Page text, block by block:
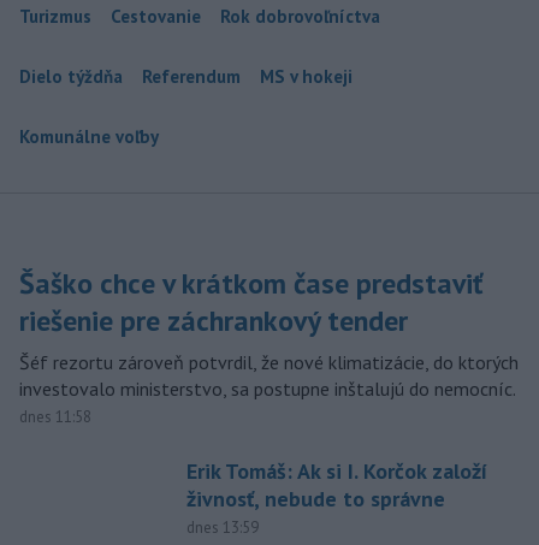
Turizmus Cestovanie Rok dobrovoľníctva
Dielo týždňa Referendum MS v hokeji
Komunálne voľby
Šaško chce v krátkom čase predstaviť
riešenie pre záchrankový tender
Šéf rezortu zároveň potvrdil, že nové klimatizácie, do ktorých
investovalo ministerstvo, sa postupne inštalujú do nemocníc.
dnes 11:58
Erik Tomáš: Ak si I. Korčok založí
živnosť, nebude to správne
dnes 13:59